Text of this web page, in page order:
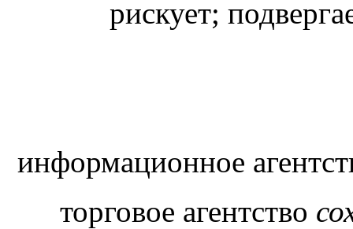
рискует;
информационное
торговое агентство